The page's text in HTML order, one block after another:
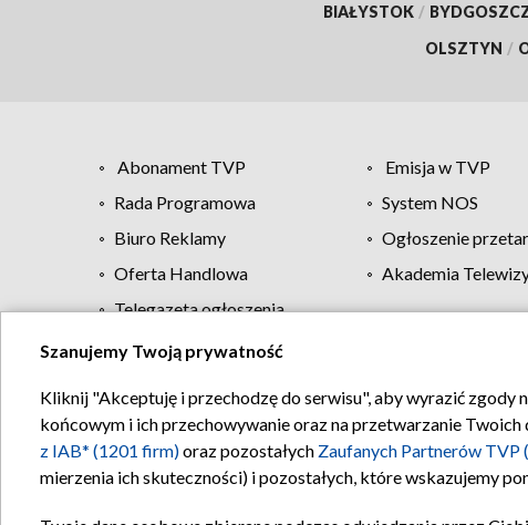
BIAŁYSTOK /
OLSZTYN /
Abonament TVP Emisja w TVP
Rada Programowa
System NOS
Biuro Reklamy
Ogłoszenie
Oferta Handlowa
Akademia
Telegazeta ogłoszenia
Regulamin TVP
Szanujemy Twoją prywatność
Kliknij "Akceptuję i przechodzę do serwisu", aby wyrazić zgody
końcowym i ich przechowywanie oraz na przetwarzanie Twoich
z IAB* (1201 firm)oraz pozostałych Zaufanych Partnerów TVP
mierzenia ich skuteczności) i pozostałych, które wskazujemy